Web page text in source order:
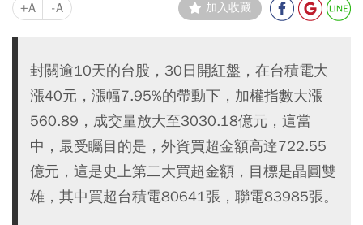
+A -A 加入收藏
封關逾10天的台股，30日開紅盤，在台積電大
漲40元，漲幅7.95%的帶動下，加權指數大漲
560.89，成交量放大至3030.18億元，這當
中，最受矚目的是，外資買超金額高達722.55
億元，這是史上第二大買超金額，目標是晶圓雙
雄，其中買超台積電80641張，聯電83985張。